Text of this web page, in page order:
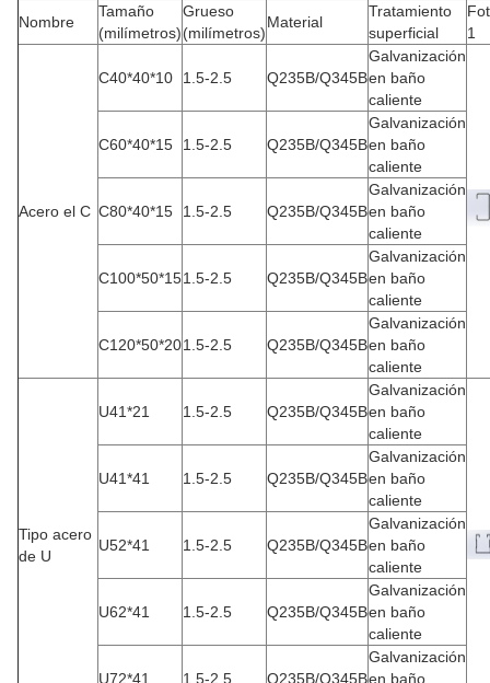
Nombre
Tamaño
(milímetros)
Grueso
(milímetros)
Material
Tratamiento
superficial
1
Acero el C
C40*40*10 1.5-2.5 Q235B/Q345B
Galvanización
en baño
caliente
C60*40*15 1.5-2.5 Q235B/Q345B
Galvanización
en baño
caliente
C80*40*15 1.5-2.5 Q235B/Q345B
Galvanización
en baño
caliente
C100*50*151.5-2.5 Q235B/Q345B
Galvanización
en baño
caliente
C120*50*201.5-2.5 Q235B/Q345B
Galvanización
en baño
caliente
Tipo acero
de U
U41*21 1.5-2.5 Q235B/Q345B
Galvanización
en baño
caliente
U41*41 1.5-2.5 Q235B/Q345B
Galvanización
en baño
caliente
U52*41 1.5-2.5 Q235B/Q345B
Galvanización
en baño
caliente
U62*41 1.5-2.5 Q235B/Q345B
Galvanización
en baño
caliente
U72*41 1.5-2.5 Q235B/Q345B
Galvanización
en baño